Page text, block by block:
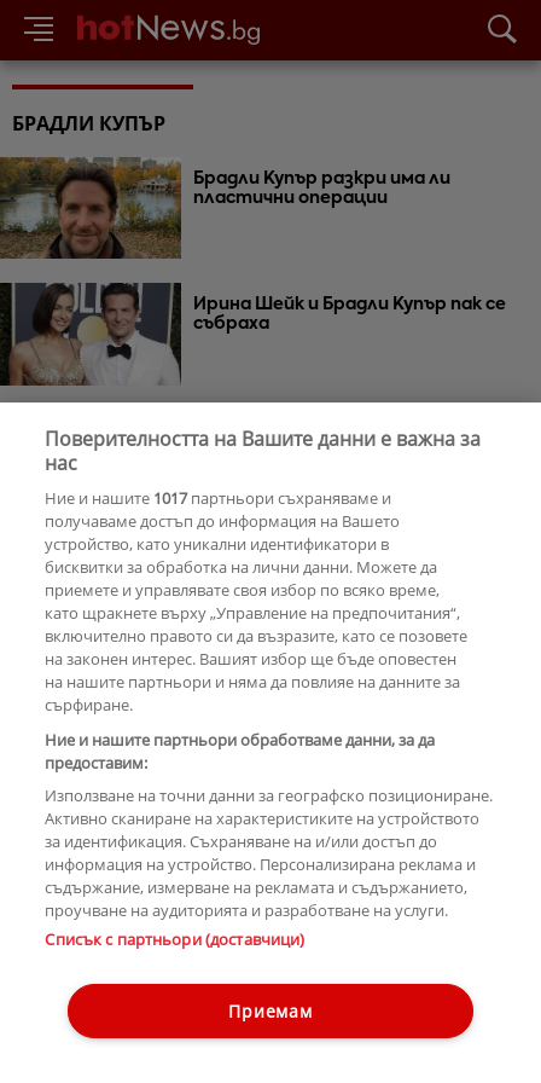
БРАДЛИ КУПЪР
Брадли Купър разкри има ли
пластични операции
Ирина Шейк и Брадли Купър пак се
събраха
РЕКЛАМА
Copyright © 2007-2026 Hotnews.bg. Всички права запазени.
Този уебсайт е собственост на Sportal Media Group
Поверителността на Вашите данни е важна за
нас
Ние и нашите 1017партньори съхраняваме и
получаваме достъп до информация на Вашето
устройство, като уникални идентификатори в
бисквитки за обработка на лични данни. Можете да
приемете и управлявате своя избор по всяко време,
като щракнете върху „Управление на предпочитания“,
включително правото си да възразите, като се позовете
на законен интерес. Вашият избор ще бъде оповестен
на нашите партньори и няма да повлияе на данните за
сърфиране.
Ние и нашите партньори обработваме данни, за да
предоставим:
Използване на точни данни за географско позициониране.
Активно сканиране на характеристиките на устройството
за идентификация. Съхраняване на и/или достъп до
информация на устройство. Персонализирана реклама и
съдържание, измерване на рекламата и съдържанието,
проучване на аудиторията и разработване на услуги.
Списък с партньори (доставчици)
Приемам